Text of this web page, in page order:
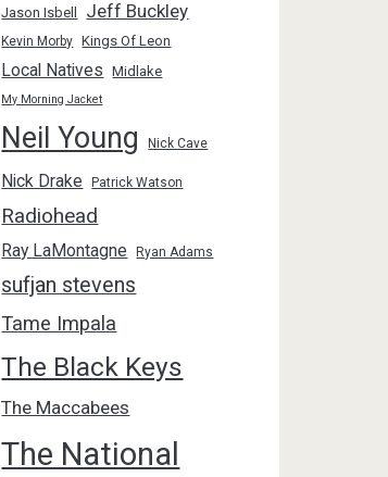
Jason Isbell Jeff Buckley
Kevin Morby Kings Of Leon
Local Natives Midlake
My Morning Jacket
Neil Young Nick Cave
Nick Drake Patrick Watson
Radiohead
Ray LaMontagne Ryan Adams
sufjan stevens
Tame Impala
The Black Keys
The Maccabees
The National